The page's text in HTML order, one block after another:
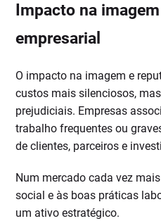
Impacto na
empresarial
O impacto na imagem e
custos mais silenciosos,
prejudiciais. Empresas
trabalho frequentes ou
de clientes, parceiros e
Num mercado cada vez
social e às boas práticas
um ativo estratégico.